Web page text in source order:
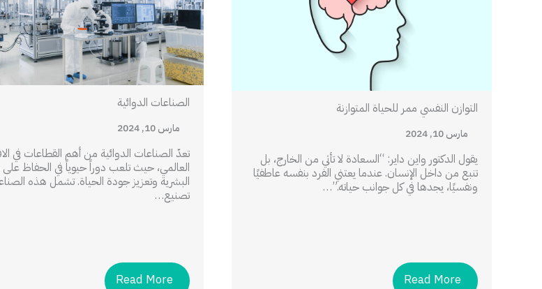
التوازن النفسي ممر للحياة المتوازنة
مارس 10, 2024
يقول الدكتور واين داير: “السعادة لا تأتي من الخارج، بل
تنبع من داخل الإنسان. عندما يعتني الفرد بنفسه عاطفيًا
ونفسيًا، يجدها في كل جوانب حياته.”…
Read More
الصناعات الدوائية
مارس 10, 2024
تعدّ الصناعات الدوائية من أهم القطاعات في
العالمي، حيث تلعب دوراً حيوياً في الحفاظ
البشرية وتعزيز جودة الحياة. تشمل هذه
تصنيع…
Read More